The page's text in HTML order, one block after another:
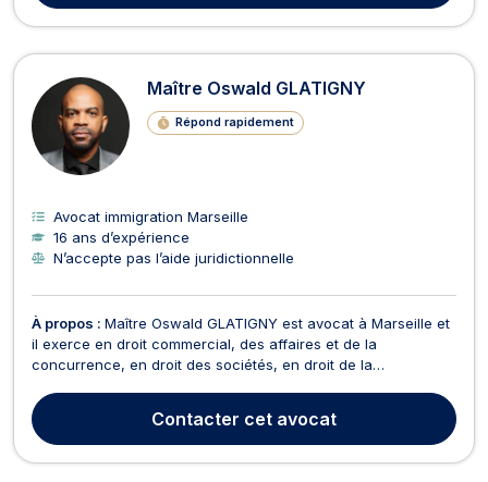
Maître Oswald GLATIGNY
Répond rapidement
Avocat immigration Marseille
16 ans d’expérience
N’accepte pas l’aide juridictionnelle
À propos : Maître Oswald GLATIGNY est avocat à Marseille et
il exerce en droit commercial, des affaires et de la
concurrence, en droit des sociétés, en droit de la
Oswald GLATIGNY opère en droit commercial, des affaires et
de la concurrence si vous êtes engagé dans une procédur...
Contacter cet avocat